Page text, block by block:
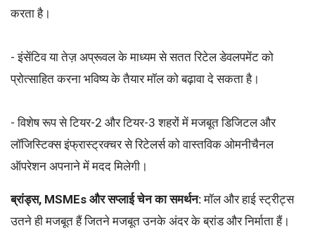
करता है।
- इंसेंटिव या तेज़ अप्रूवल के माध्यम से सतत रिटेल डेवलपमेंट को
प्रोत्साहित करना भविष्य के तैयार मॉल को बढ़ावा दे सकता है।
- विशेष रूप से टियर-2 और टियर-3 शहरों में मजबूत डिजिटल और
लॉजिस्टिक्स इंफ्रास्ट्रक्चर से रिटेलर्स को वास्तविक ओमनीचैनल
ऑपरेशन अपनाने में मदद मिलेगी।
ब्रांड्स, MSMEs और सप्लाई चेन का समर्थन:मॉल और हाई स्ट्रीट्स
उतने ही मजबूत हैं जितने मजबूत उनके अंदर के ब्रांड और निर्माता हैं।